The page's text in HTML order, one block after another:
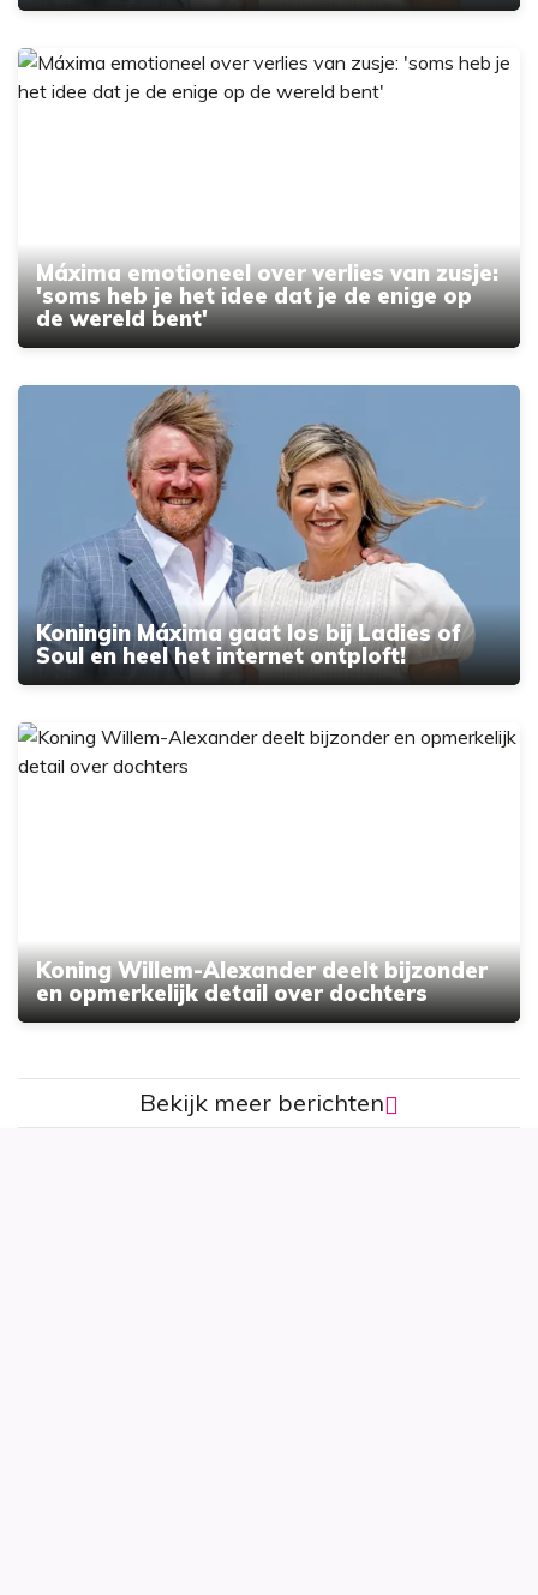
Máxima emotioneel over verlies van zusje:
'soms heb je het idee dat je de enige op
de wereld bent'
Koningin Máxima gaat los bij Ladies of
Soul en heel het internet ontploft!
Koning Willem-Alexander deelt bijzonder
en opmerkelijk detail over dochters
Bekijk meer berichten